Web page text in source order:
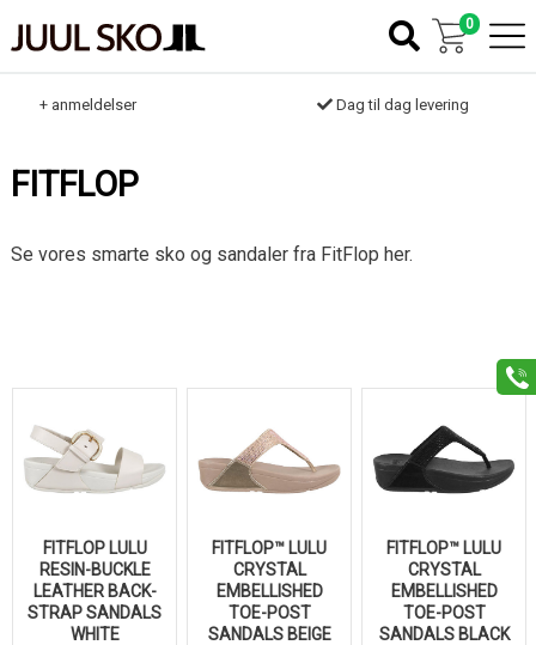
FITFLOP
Se vores smarte sko og sandaler fra FitFlop her.
FITFLOP LULU
RESIN-BUCKLE
LEATHER BACK-
STRAP SANDALS
WHITE
FITFLOP™ LULU
CRYSTAL
EMBELLISHED
TOE-POST
SANDALS BEIGE
FITFLOP™ LULU
CRYSTAL
EMBELLISHED
TOE-POST
SANDALS BLACK
0
+ anmeldelser Dag til dag levering